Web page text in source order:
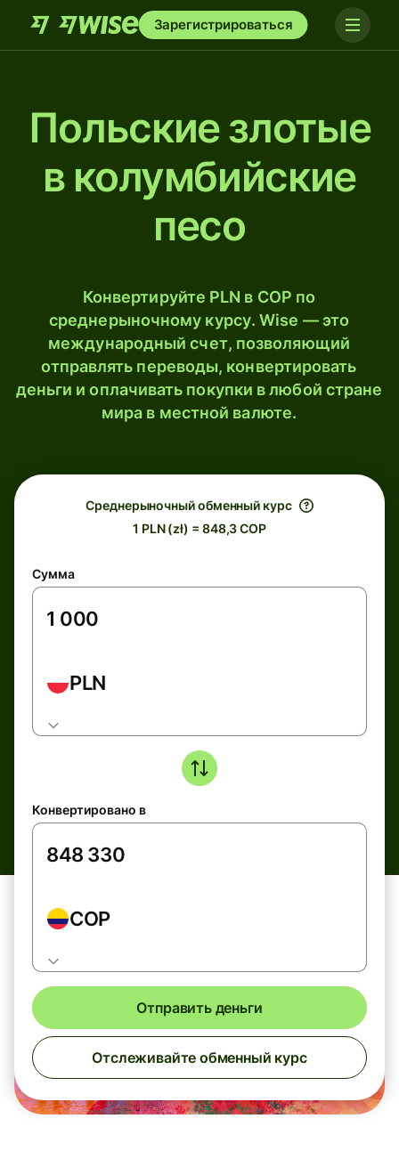
Зарегистрироваться
Польские злотые
в колумбийские
песо
Конвертируйте PLN в COP по
среднерыночному курсу. Wise — это
международный счет, позволяющий
отправлять переводы, конвертировать
деньги и оплачивать покупки в любой стране
мира в местной валюте.
Среднерыночный обменный курс
1 PLN (zł) = 848,3 COP
Сумма
PLN
Конвертировано в
COP
Отправить деньги
Отслеживайте обменный курс